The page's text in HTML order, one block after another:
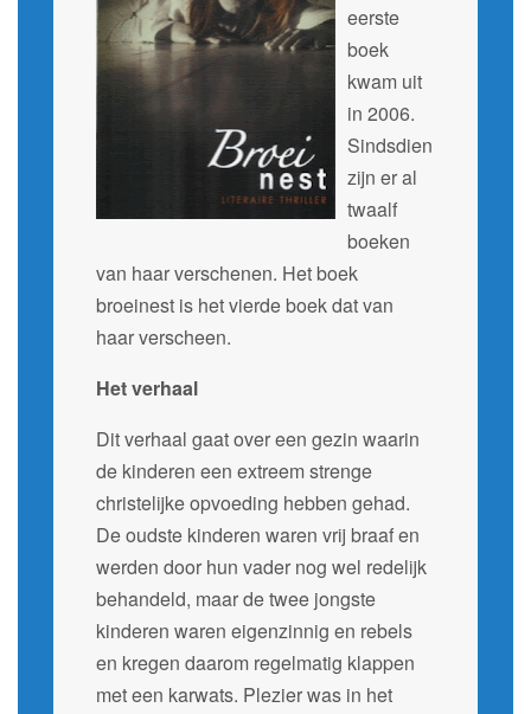
eerste
boek
kwam uit
in 2006.
Sindsdien
zijn er al
twaalf
boeken
van haar verschenen. Het boek
broeinest is het vierde boek dat van
haar verscheen.
Het verhaal
Dit verhaal gaat over een gezin waarin
de kinderen een extreem strenge
christelijke opvoeding hebben gehad.
De oudste kinderen waren vrij braaf en
werden door hun vader nog wel redelijk
behandeld, maar de twee jongste
kinderen waren eigenzinnig en rebels
en kregen daarom regelmatig klappen
met een karwats. Plezier was in het